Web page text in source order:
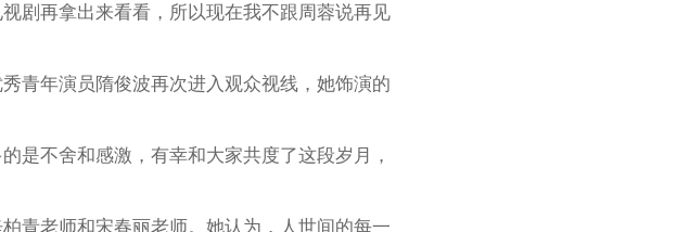
剧再拿出来看看，所以现在我不跟周蓉说再见
青年演员隋俊波再次进入观众视线，她饰演的
是不舍和感激，有幸和大家共度了这段岁月，
青老师和宋春丽老师。她认为，人世间的每一